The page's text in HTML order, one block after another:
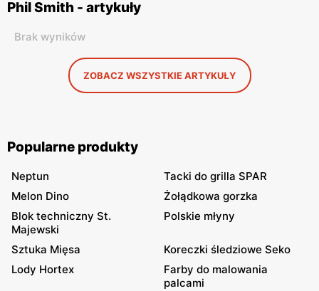
Phil Smith - artykuły
Brak wyników
ZOBACZ WSZYSTKIE ARTYKUŁY
Popularne produkty
Neptun
Tacki do grilla SPAR
Melon Dino
Żołądkowa gorzka
Blok techniczny St.
Majewski
Polskie młyny
Sztuka Mięsa
Koreczki śledziowe Seko
Lody Hortex
Farby do malowania
palcami